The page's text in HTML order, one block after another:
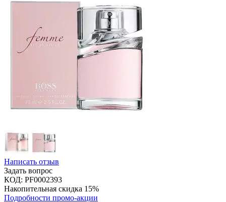
Написать отзыв
Задать вопрос
КОД: PF0002393
Накопительная скидка 15%
Подробности промо-акции